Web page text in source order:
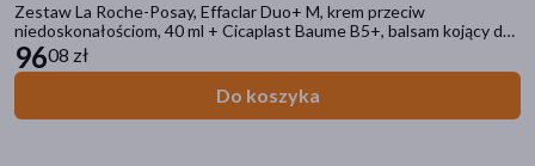
Zestaw La Roche-Posay, Effaclar Duo+ M, krem przeciw
niedoskonałościom, 40 ml + Cicaplast Baume B5+, balsam kojący do
twarzy i ciała, 100 ml
9608 zł
Do koszyka
Przy aparatach ortodontycznych(4)
Bez barwników